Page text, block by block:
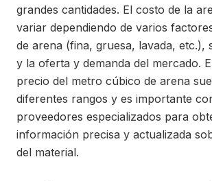
grandes cantidades. El costo de la
variar dependiendo de varios
de arena (fina, gruesa, lavada, etc.),
y la oferta y demanda del mercado.
precio del metro cúbico de arena
diferentes rangos y es importante
proveedores especializados para
información precisa y actualizada
del material.